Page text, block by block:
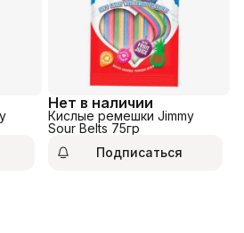
Нет в наличии
Кислые ремешки Jimmy
Sour Belts 75гр
Подписаться